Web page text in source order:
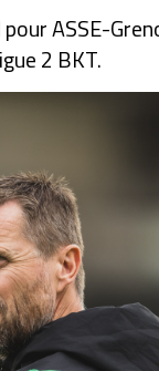
ASSE-
2 BKT.